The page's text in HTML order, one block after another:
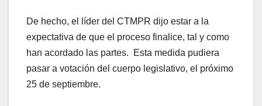
De hecho, el líder del CTMPR dijo estar a la
expectativa de que el proceso finalice, tal y como
han acordado las partes. Esta medida pudiera
pasar a votación del cuerpo legislativo, el próximo
25 de septiembre.